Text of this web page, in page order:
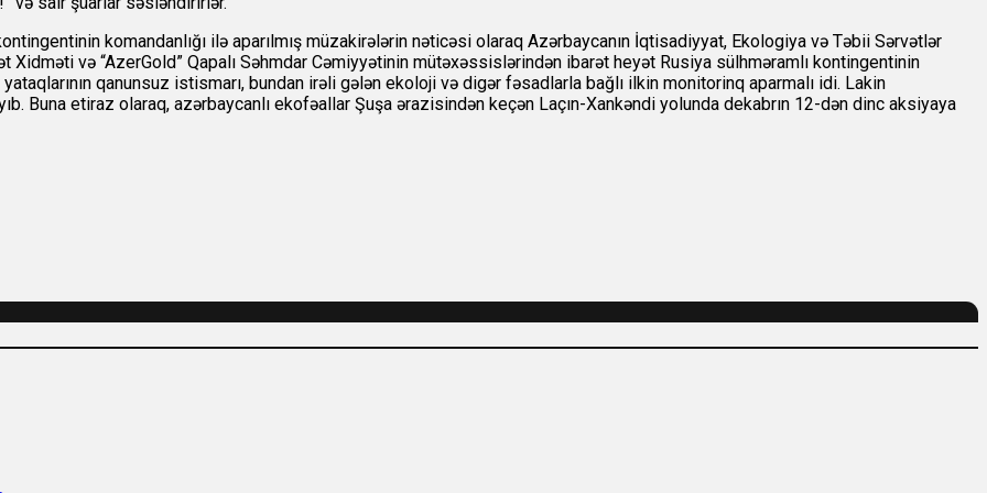
komandanlığı ilə aparılmış müzakirələrin nəticəsi olaraq Azərbaycanın İqtisadiyyat, Ekologiya və Təbii Sərvətlər
və “AzerGold” Qapalı Səhmdar Cəmiyyətinin mütəxəssislərindən ibarət heyət Rusiya sülhməramlı kontingentinin
qanunsuz istismarı, bundan irəli gələn ekoloji və digər fəsadlarla bağlı ilkin monitorinq aparmalı idi. Lakin
Buna etiraz olaraq, azərbaycanlı ekofəallar Şuşa ərazisindən keçən Laçın-Xankəndi yolunda dekabrın 12-dən dinc aksiyaya